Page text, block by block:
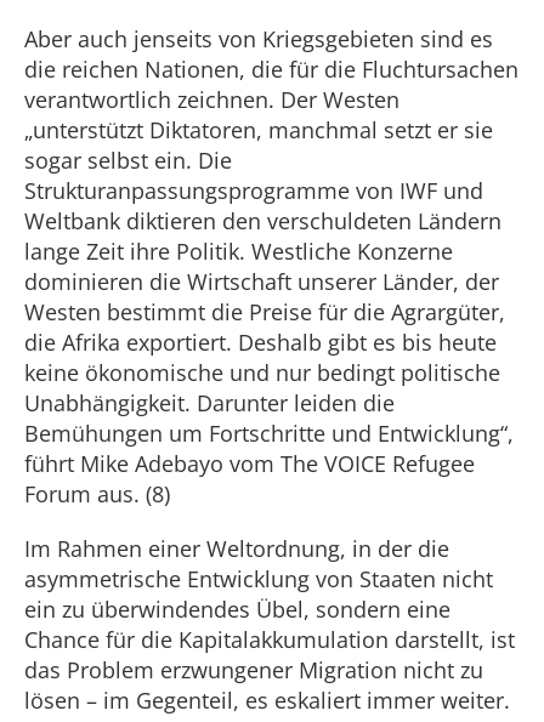
Aber auch jenseits von Kriegsgebieten sind es
die reichen Nationen, die für die Fluchtursachen
verantwortlich zeichnen. Der Westen
„unterstützt Diktatoren, manchmal setzt er sie
sogar selbst ein. Die
Strukturanpassungsprogramme von IWF und
Weltbank diktieren den verschuldeten Ländern
lange Zeit ihre Politik. Westliche Konzerne
dominieren die Wirtschaft unserer Länder, der
Westen bestimmt die Preise für die Agrargüter,
die Afrika exportiert. Deshalb gibt es bis heute
keine ökonomische und nur bedingt politische
Unabhängigkeit. Darunter leiden die
Bemühungen um Fortschritte und Entwicklung“,
führt Mike Adebayo vom The VOICE Refugee
Forum aus. (8)
Im Rahmen einer Weltordnung, in der die
asymmetrische Entwicklung von Staaten nicht
ein zu überwindendes Übel, sondern eine
Chance für die Kapitalakkumulation darstellt, ist
das Problem erzwungener Migration nicht zu
lösen – im Gegenteil, es eskaliert immer weiter.